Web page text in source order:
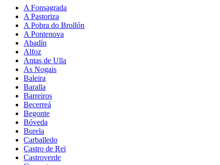
A Fonsagrada
A Pastoriza
A Pobra do Brollón
A Pontenova
Abadín
Alfoz
Antas de Ulla
As Nogais
Baleira
Baralla
Barreiros
Becerreá
Begonte
Bóveda
Burela
Carballedo
Castro de Rei
Castroverde